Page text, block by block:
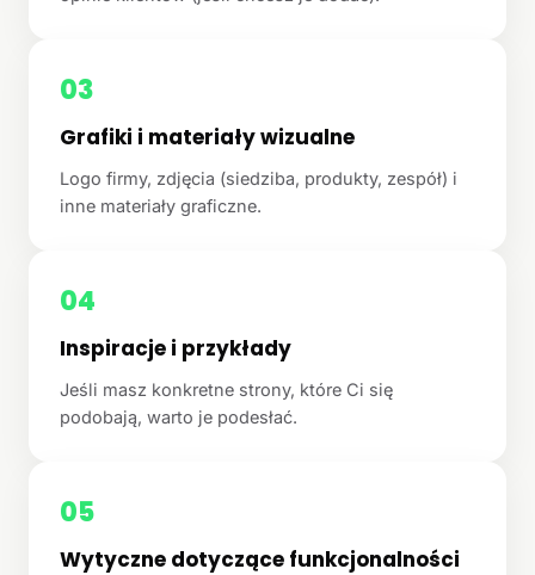
03
Grafiki i materiały wizualne
Logo firmy, zdjęcia (siedziba, produkty, zespół) i
inne materiały graficzne.
04
Inspiracje i przykłady
Jeśli masz konkretne strony, które Ci się
podobają, warto je podesłać.
05
Wytyczne dotyczące funkcjonalności